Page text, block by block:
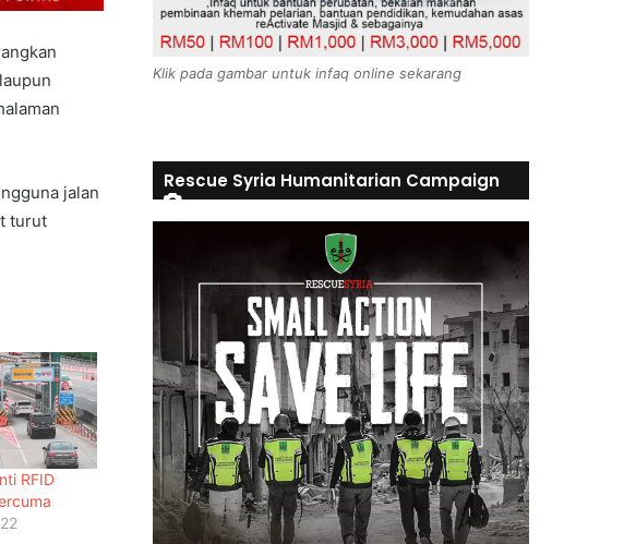
jalan
turut
RFID
di
Al-
Klik pada gambar untuk infaq online sekarang
Rescue Syria Humanitarian Campaign